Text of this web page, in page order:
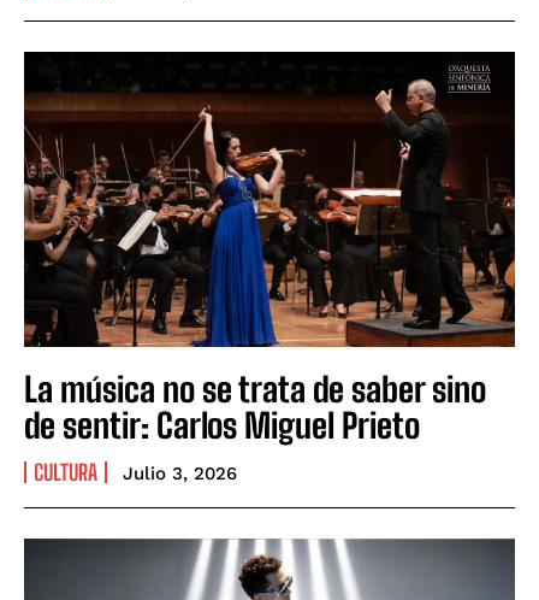
La música no se trata de saber sino
de sentir: Carlos Miguel Prieto
CULTURA Julio 3, 2026